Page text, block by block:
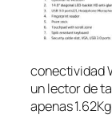
conectividad
un lector de
apenas